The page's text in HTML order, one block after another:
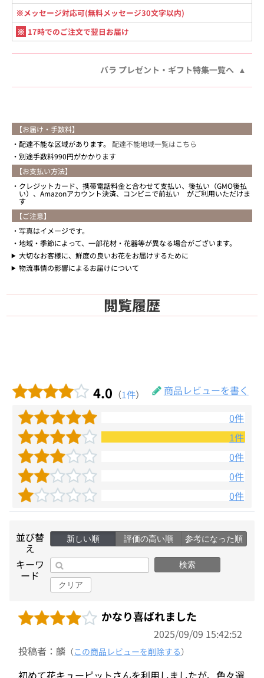
※メッセージ対応可(無料メッセージ30文字以内)
※ 17時でのご注文で翌日お届け
バラ プレゼント・ギフト特集一覧へ
【お届け・手数料】
配達不能な区域があります。 配達不能地域一覧はこちら
別途手数料990円がかかります
【お支払い方法】
クレジットカード、携帯電話料金と合わせて支払い、後払い（GMO後払
い）、Amazonアカウント決済、コンビニで前払い がご利用いただけま
す
【ご注意】
写真はイメージです。
地域・季節によって、一部花材・花器等が異なる場合がございます。
大切なお客様に、鮮度の良いお花をお届けするために
物流事情の影響によるお届けについて
閲覧履歴
4.0 （1件）
商品レビューを書く
0件
1件
0件
0件
0件
並び替
え
新しい順 評価の高い順 参考になった順
キーワ
ード
検索
クリア
かなり喜ばれました
2025/09/09 15:42:52
投稿者：麟 （この商品レビューを削除する）
初めて花キューピットさんを利用しましたが、色々選